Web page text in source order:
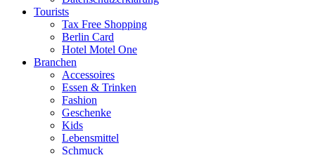
Tourists
Tax Free Shopping
Berlin Card
Hotel Motel One
Branchen
Accessoires
Essen & Trinken
Fashion
Geschenke
Kids
Lebensmittel
Schmuck